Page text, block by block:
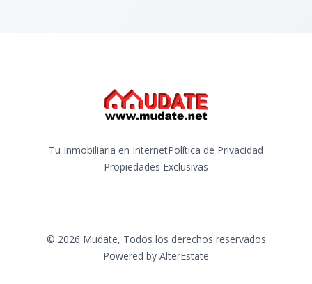
Tu Inmobiliaria en InternetPolítica de Privacidad
Propiedades Exclusivas
© 2026 Mudate, Todos los derechos reservados
Powered by AlterEstate